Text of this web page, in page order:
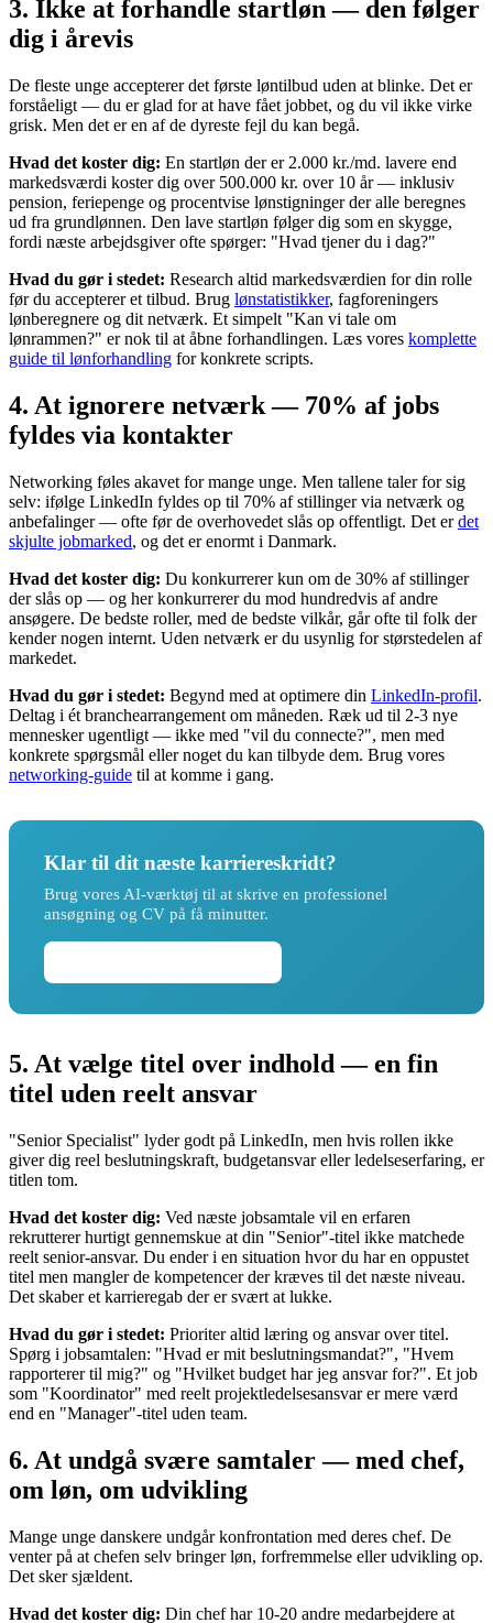
3. Ikke at forhandle startløn — den følger
dig i årevis
De fleste unge accepterer det første løntilbud uden at blinke. Det er
forståeligt — du er glad for at have fået jobbet, og du vil ikke virke
grisk. Men det er en af de dyreste fejl du kan begå.
Hvad det koster dig: En startløn der er 2.000 kr./md. lavere end
markedsværdi koster dig over 500.000 kr. over 10 år — inklusiv
pension, feriepenge og procentvise lønstigninger der alle beregnes
ud fra grundlønnen. Den lave startløn følger dig som en skygge,
fordi næste arbejdsgiver ofte spørger: "Hvad tjener du i dag?"
Hvad du gør i stedet: Research altid markedsværdien for din rolle
før du accepterer et tilbud. Brug lønstatistikker, fagforeningers
lønberegnere og dit netværk. Et simpelt "Kan vi tale om
lønrammen?" er nok til at åbne forhandlingen. Læs vores komplette
guide til lønforhandling for konkrete scripts.
4. At ignorere netværk — 70% af jobs
fyldes via kontakter
Networking føles akavet for mange unge. Men tallene taler for sig
selv: ifølge LinkedIn fyldes op til 70% af stillinger via netværk og
anbefalinger — ofte før de overhovedet slås op offentligt. Det erdet
skjulte jobmarked, og det er enormt i Danmark.
Hvad det koster dig: Du konkurrerer kun om de 30% af stillinger
der slås op — og her konkurrerer du mod hundredvis af andre
ansøgere. De bedste roller, med de bedste vilkår, går ofte til folk der
kender nogen internt. Uden netværk er du usynlig for størstedelen af
markedet.
Hvad du gør i stedet: Begynd med at optimere din LinkedIn-profil.
Deltag i ét branchearrangement om måneden. Ræk ud til 2-3 nye
mennesker ugentligt — ikke med "vil du connecte?", men med
konkrete spørgsmål eller noget du kan tilbyde dem. Brug vores
networking-guide til at komme i gang.
Klar til dit næste karriereskridt?
Brug vores AI-værktøj til at skrive en professionel
ansøgning og CV på få minutter.
5. At vælge titel over indhold — en fin
titel uden reelt ansvar
"Senior Specialist" lyder godt på LinkedIn, men hvis rollen ikke
giver dig reel beslutningskraft, budgetansvar eller ledelseserfaring, er
titlen tom.
Hvad det koster dig: Ved næste jobsamtale vil en erfaren
rekrutterer hurtigt gennemskue at din "Senior"-titel ikke matchede
reelt senior-ansvar. Du ender i en situation hvor du har en oppustet
titel men mangler de kompetencer der kræves til det næste niveau.
Det skaber et karrieregab der er svært at lukke.
Hvad du gør i stedet: Prioriter altid læring og ansvar over titel.
Spørg i jobsamtalen: "Hvad er mit beslutningsmandat?", "Hvem
rapporterer til mig?" og "Hvilket budget har jeg ansvar for?". Et job
som "Koordinator" med reelt projektledelsesansvar er mere værd
end en "Manager"-titel uden team.
6. At undgå svære samtaler — med chef,
om løn, om udvikling
Mange unge danskere undgår konfrontation med deres chef. De
venter på at chefen selv bringer løn, forfremmelse eller udvikling op.
Det sker sjældent.
Hvad det koster dig: Din chef har 10-20 andre medarbejdere at